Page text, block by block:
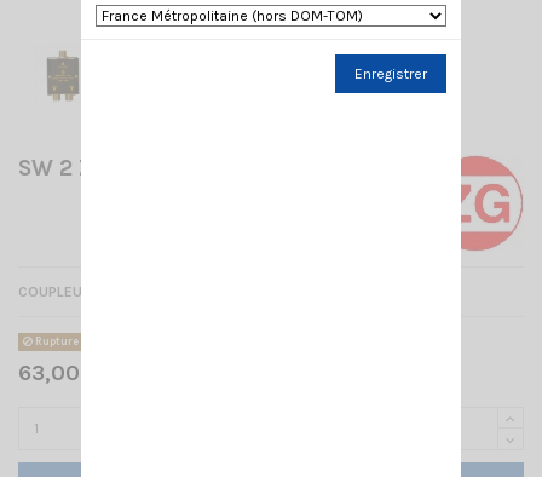
SW 2 ZETAGI
COUPLEUR AUTOMATIQUE 2 Émetteurs/récepteurs
Rupture de stock
63,00 € TTC
Enregistrer